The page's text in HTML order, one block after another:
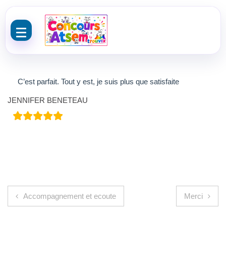
C’est parfait. Tout y est, je suis plus que satisfaite
JENNIFER BENETEAU
Navigation de l’article
Accompagnement et ecoute Merci